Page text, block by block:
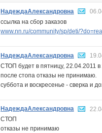
НадеждаАлександровна
ссылка на сбор заказов
www.nn.ru/community/sp/deti/
НадеждаАлександровна
СТОП будет в пятницу, 22.04.2011 в
после стопа отказы не принимаю.
суббота и воскресенье - сверка и
НадеждаАлександровна
СТОП
отказы не принимаю